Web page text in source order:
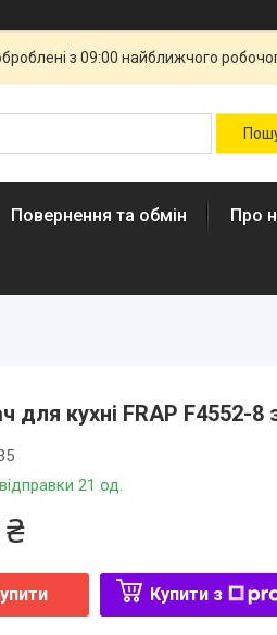
з 09:00 найближчого
Повернення та обмін Про
для кухні FRAP F4552-8
21 од.
Купити з